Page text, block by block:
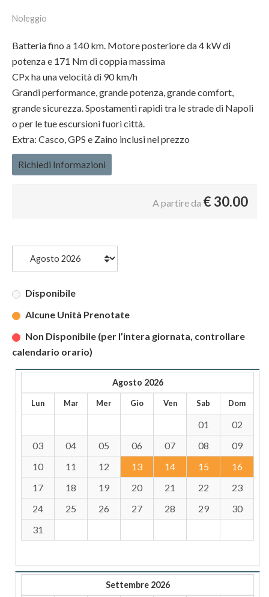
Noleggio
Batteria fino a 140 km. Motore posteriore da 4 kW di
potenza e 171 Nm di coppia massima
CPx ha una velocità di 90 km/h
Grandi performance, grande potenza, grande comfort,
grande sicurezza. Spostamenti rapidi tra le strade di Napoli
o per le tue escursioni fuori città.
Extra: Casco, GPS e Zaino inclusi nel prezzo
Richiedi Informazioni
A partire da €30.00
Disponibile
Alcune Unità Prenotate
Non Disponibile (per l’intera giornata, controllare
calendario orario)
Agosto 2026
Lun Mar Mer Gio Ven Sab Dom
01
02
03
04 05 06 07 08
09
10
11 12 13 14 15
16
17
18 19 20 21 22
23
24
25 26 27 28 29
30
31
Settembre 2026